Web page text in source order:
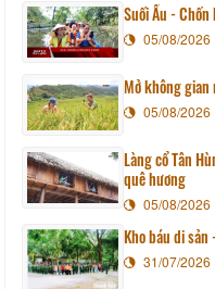
Suối Ấu -
05/08/2026
Mở không gian
05/08/2026
Làng cổ Tân
quê hương
05/08/2026
Kho báu di
31/07/2026